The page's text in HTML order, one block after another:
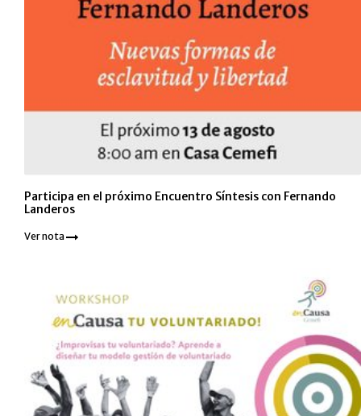
Participa en el próximo Encuentro Síntesis con Fernando
Landeros
Ver nota